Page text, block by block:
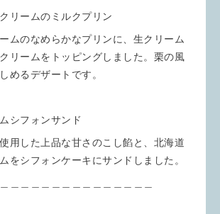
リームのミルクプリン
ムのなめらかなプリンに、生クリーム
リームをトッピングしました。栗の風
めるデザートです。
ムシフォンサンド
用した上品な甘さのこし餡と、北海道
をシフォンケーキにサンドしました。